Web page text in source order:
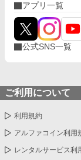
アプリ一覧
公式SNS一覧
ご利用について
利用規約
アルファコイン利用
レンタルサービス利